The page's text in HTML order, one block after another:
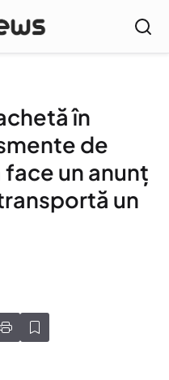
în
de
un anunț
un